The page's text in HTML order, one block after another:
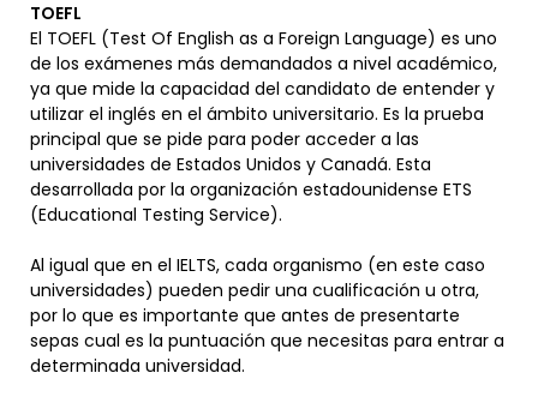
TOEFL
El TOEFL (Test Of English as a Foreign Language) es uno
de los exámenes más demandados a nivel académico,
ya que mide la capacidad del candidato de entender y
utilizar el inglés en el ámbito universitario. Es la prueba
principal que se pide para poder acceder a las
universidades de Estados Unidos y Canadá. Esta
desarrollada por la organización estadounidense ETS
(Educational Testing Service).
Al igual que en el IELTS, cada organismo (en este caso
universidades) pueden pedir una cualificación u otra,
por lo que es importante que antes de presentarte
sepas cual es la puntuación que necesitas para entrar a
determinada universidad.